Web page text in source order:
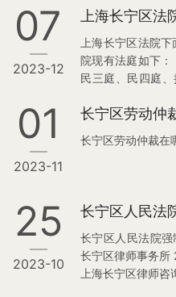
到裁员通知，让
申请可以线上提交
律师在线解答：
裁员的消息，有
据，保存工作相
工资条、劳动合同
07
2023-12
上海长宁区法
上海长宁区法院
院现有法庭如下：
民三庭、民四庭
长宁区法院信息：
01
2023-11
长宁区劳动仲
长宁区劳动仲裁在
25
2023-10
长宁区人民法
长宁区人民法院
长宁区律师事务所
上海长宁区律师咨